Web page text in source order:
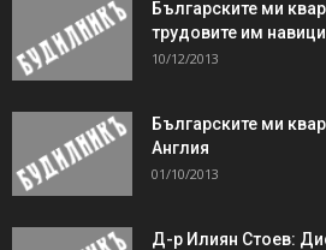
Българските ми
трудовите им
10/12/2013
Българските ми
Англия
01/10/2013
Д-р Илиян Стоев: